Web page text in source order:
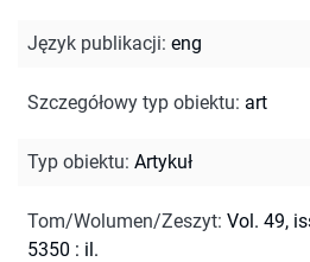
Język publikacji: eng
Szczegółowy typ obiektu: art
Typ obiektu: Artykuł
Tom/Wolumen/Zeszyt: Vol. 49,
5350 : il.